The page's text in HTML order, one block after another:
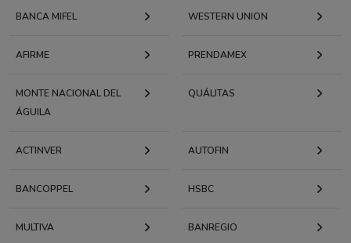
BANCA MIFEL WESTERN UNION
AFIRME PRENDAMEX
MONTE NACIONAL DEL
ÁGUILA
QUÁLITAS
ACTINVER AUTOFIN
BANCOPPEL HSBC
MULTIVA BANREGIO